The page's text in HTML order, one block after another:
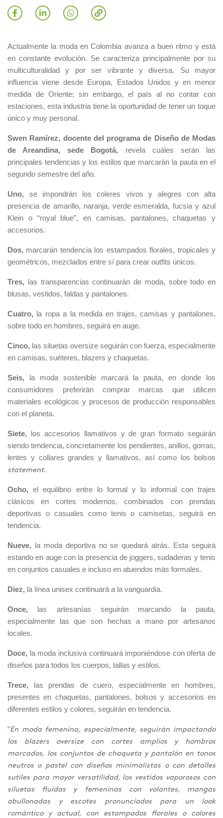
Actualmente la moda en Colombia avanza a buen ritmo y está
en constante evolución. Se caracteriza principalmente por su
multiculturalidad y por ser vibrante y diversa. Su mayor
influencia viene desde Europa, Estados Unidos y en menor
medida de Oriente; sin embargo, el país al no contar con
estaciones, esta industria tiene la oportunidad de tener un toque
único y muy personal.
Swen Ramírez, docente del programa de Diseño de Modas
de Areandina, sede Bogotá, revela cuáles serán las
principales tendencias y los estilos que marcarán la pauta en el
segundo semestre del año.
Uno, se impondrán los coleres vivos y alegres con alta
presencia de amarillo, naranja, verde esmeralda, fucsia y azul
Klein o “royal blue”, en camisas, pantalones, chaquetas y
accesorios.
Dos, marcarán tendencia los estampados florales, tropicales y
geométricos, mezclados entre sí para crear outfits únicos.
Tres,
las transparencias continuarán de moda, sobre todo en
blusas, vestidos, faldas y pantalones.
Cuatro, la ropa a la medida en trajes, camisas y pantalones,
sobre todo en hombres, seguirá en auge.
Cinco, las siluetas oversize seguirán con fuerza, especialmente
en camisas, suéteres, blazers y chaquetas.
Seis,
la moda sostenible marcará la pauta, en donde los
consumidores preferirán comprar marcas que utilicen
materiales ecológicos y procesos de producción responsables
con el planeta.
Siete,
los accesorios llamativos y de gran formato seguirán
siendo tendencia, concretamente los pendientes, anillos, gorras,
lentes y collares grandes y llamativos, así como los bolsos
statement.
Ocho,el equilibrio entre lo formal y lo informal con trajes
clásicos en cortes modernos, combinados con prendas
deportivas o casuales como tenis o camisetas, seguirá en
tendencia.
Nueve,
la moda deportiva no se quedará atrás. Esta seguirá
estando en auge con la presencia de joggers, sudaderas y tenis
en conjuntos casuales e incluso en atuendos más formales.
Diez, la línea unisex continuará a la vanguardia.
Once,
las artesanías seguirán marcando la pauta,
especialmente las que son hechas a mano por artesanos
locales.
Doce, la moda inclusiva continuará imponiéndose con oferta de
diseños para todos los cuerpos, tallas y estilos.
Trece,
las prendas de cuero, especialmente en hombres,
presentes en chaquetas, pantalones, bolsos y accesorios en
diferentes estilos y colores, seguirán en tendencia.
“En moda femenina, especialmente, seguirán impactando
los blazers oversize con cortes amplios y hombros
marcados, los conjuntos de chaqueta y pantalón en tonos
neutros o pastel con diseños minimalistas o con detalles
sutiles para mayor versatilidad, los vestidos vaporosos con
siluetas fluidas y femeninas con volantes, mangas
abullonadas y escotes pronunciados para un look
romántico y actual, con estampados florales o colores